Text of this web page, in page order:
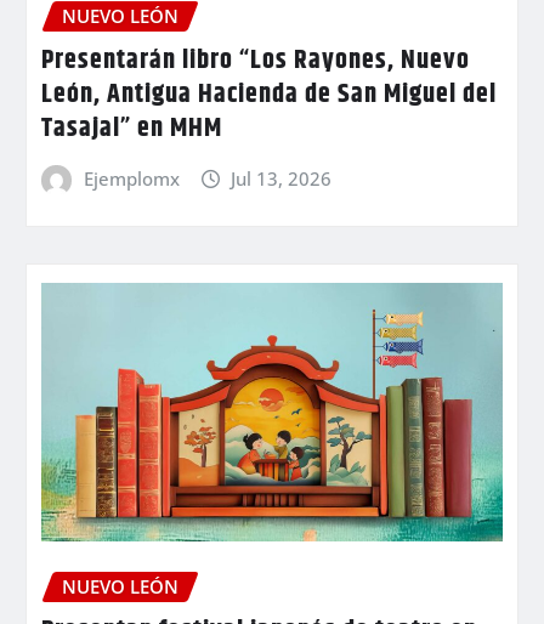
NUEVO LEÓN
Presentarán libro “Los Rayones, Nuevo
León, Antigua Hacienda de San Miguel del
Tasajal” en MHM
Ejemplomx Jul 13, 2026
NUEVO LEÓN